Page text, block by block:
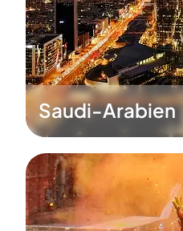
Saudi-Arabien